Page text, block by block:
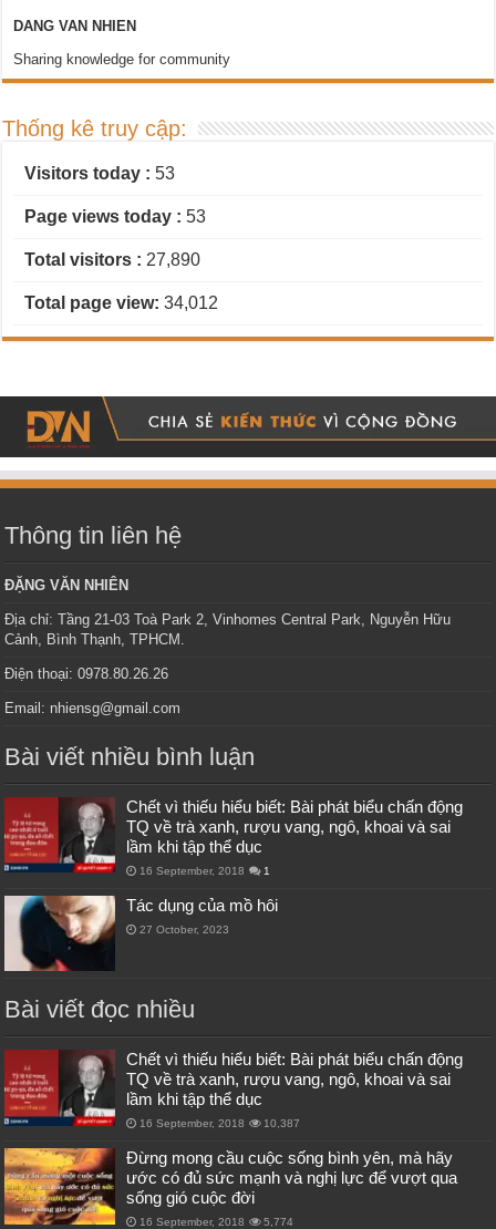
DANG VAN NHIEN
Sharing knowledge for community
Thống kê truy cập:
Visitors today :53
Page views today :53
Total visitors : 27,890
Total page view:34,012
Thông tin liên hệ
ĐẶNG VĂN NHIÊN
Địa chỉ: Tầng 21-03 Toà Park 2, Vinhomes Central Park, Nguyễn Hữu
Cảnh, Bình Thạnh, TPHCM.
Điện thoại: 0978.80.26.26
Email: nhiensg@gmail.com
Bài viết nhiều bình luận
Chết vì thiếu hiểu biết: Bài phát biểu chấn động
TQ về trà xanh, rượu vang, ngô, khoai và sai
lầm khi tập thể dục
16 September, 2018 1
Tác dụng của mồ hôi
27 October, 2023
Bài viết đọc nhiều
Chết vì thiếu hiểu biết: Bài phát biểu chấn động
TQ về trà xanh, rượu vang, ngô, khoai và sai
lầm khi tập thể dục
16 September, 2018 10,387
Đừng mong cầu cuộc sống bình yên, mà hãy
ước có đủ sức mạnh và nghị lực để vượt qua
sống gió cuộc đời
16 September, 2018 5,774